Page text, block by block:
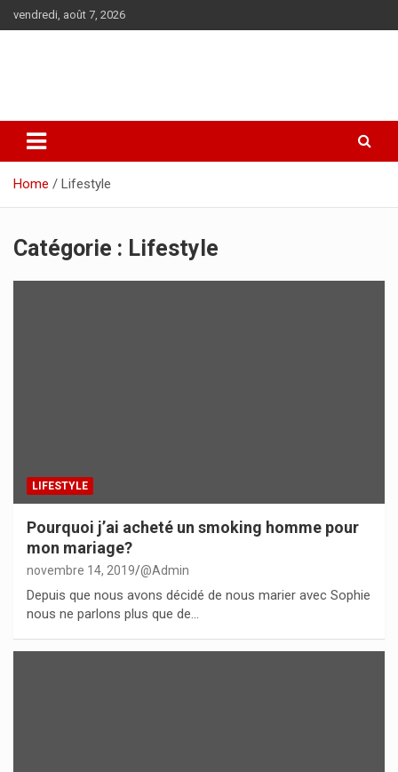
to
vendredi, août 7, 2026
Allo-
backlinks.com
d'actu en
tout genre
Home
Lifestyle
Catégorie : Lifestyle
LIFESTYLE
Pourquoi j’ai acheté un smoking homme pour
mon mariage?
novembre 14, 2019 @Admin
Depuis que nous avons décidé de nous marier avec Sophie
nous ne parlons plus que de…